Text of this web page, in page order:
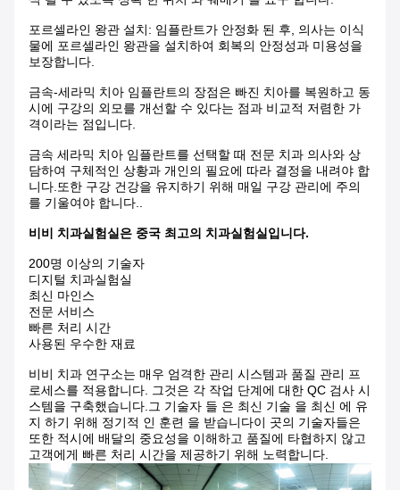
포르셀라인 왕관 설치: 임플란트가 안정화 된 후, 의사는 이식
물에 포르셀라인 왕관을 설치하여 회복의 안정성과 미용성을
보장합니다.
금속-세라믹 치아 임플란트의 장점은 빠진 치아를 복원하고 동
시에 구강의 외모를 개선할 수 있다는 점과 비교적 저렴한 가
격이라는 점입니다.
금속 세라믹 치아 임플란트를 선택할 때 전문 치과 의사와 상
담하여 구체적인 상황과 개인의 필요에 따라 결정을 내려야 합
니다.또한 구강 건강을 유지하기 위해 매일 구강 관리에 주의
를 기울여야 합니다..
비비 치과실험실은 중국 최고의 치과실험실입니다.
200명 이상의 기술자
디지털 치과실험실
최신 마인스
전문 서비스
빠른 처리 시간
사용된 우수한 재료
비비 치과 연구소는 매우 엄격한 관리 시스템과 품질 관리 프
로세스를 적용합니다. 그것은 각 작업 단계에 대한 QC 검사 시
스템을 구축했습니다.그 기술자 들 은 최신 기술 을 최신 에 유
지 하기 위해 정기적 인 훈련 을 받습니다이 곳의 기술자들은
또한 적시에 배달의 중요성을 이해하고 품질에 타협하지 않고
고객에게 빠른 처리 시간을 제공하기 위해 노력합니다.